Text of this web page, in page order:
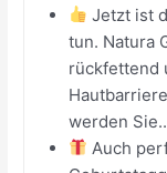
Jetzt ist
tun. Natura
rückfettend
werden
Auch